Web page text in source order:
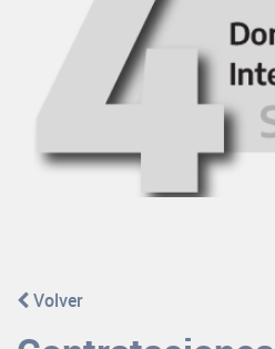
Volver